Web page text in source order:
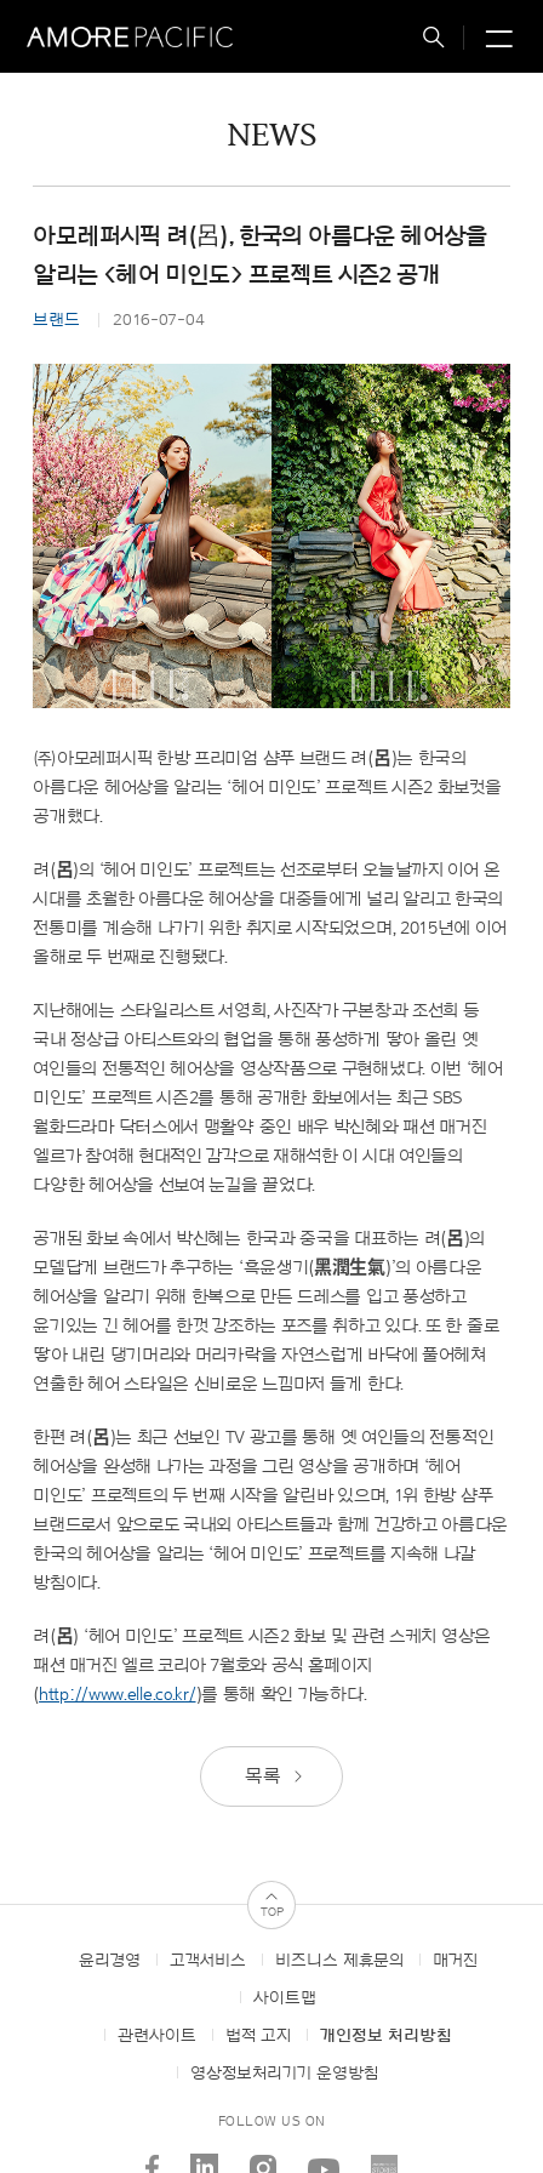
Total
NEWS
아모레퍼시픽 려(呂), 한국의 아름다운 헤어상을
알리는 <헤어 미인도> 프로젝트 시즌2 공개
브랜드 2016-07-04
㈜아모레퍼시픽 한방 프리미엄 샴푸 브랜드 려(呂)는 한국의
아름다운 헤어상을 알리는 ‘헤어 미인도’ 프로젝트 시즌2 화보컷을
공개했다.
려(呂)의 ‘헤어 미인도’ 프로젝트는 선조로부터 오늘날까지 이어 온
시대를 초월한 아름다운 헤어상을 대중들에게 널리 알리고 한국의
전통미를 계승해 나가기 위한 취지로 시작되었으며, 2015년에 이어
올해로 두 번째로 진행됐다.
지난해에는 스타일리스트 서영희, 사진작가 구본창과 조선희 등
국내 정상급 아티스트와의 협업을 통해 풍성하게 땋아 올린 옛
여인들의 전통적인 헤어상을 영상작품으로 구현해냈다. 이번 ‘헤어
미인도’ 프로젝트 시즌2를 통해 공개한 화보에서는 최근 SBS
월화드라마 닥터스에서 맹활약 중인 배우 박신혜와 패션 매거진
엘르가 참여해 현대적인 감각으로 재해석한 이 시대 여인들의
다양한 헤어상을 선보여 눈길을 끌었다.
공개된 화보 속에서 박신혜는 한국과 중국을 대표하는 려(呂)의
모델답게 브랜드가 추구하는 ‘흑윤생기(黑潤生氣)’의 아름다운
헤어상을 알리기 위해 한복으로 만든 드레스를 입고 풍성하고
윤기있는 긴 헤어를 한껏 강조하는 포즈를 취하고 있다. 또 한 줄로
땋아 내린 댕기머리와 머리카락을 자연스럽게 바닥에 풀어헤쳐
연출한 헤어 스타일은 신비로운 느낌마저 들게 한다.
한편 려(呂)는 최근 선보인 TV 광고를 통해 옛 여인들의 전통적인
헤어상을 완성해 나가는 과정을 그린 영상을 공개하며 ‘헤어
미인도’ 프로젝트의 두 번째 시작을 알린바 있으며, 1위 한방 샴푸
브랜드로서 앞으로도 국내외 아티스트들과 함께 건강하고 아름다운
한국의 헤어상을 알리는 ‘헤어 미인도’ 프로젝트를 지속해 나갈
방침이다.
려(呂) ‘헤어 미인도’ 프로젝트 시즌2 화보 및 관련 스케치 영상은
패션 매거진 엘르 코리아 7월호와 공식 홈페이지
( http://www.elle.co.kr/)를 통해 확인 가능하다.
목록
TOP
FOOTER윤리경영 고객서비스 비즈니스 제휴문의 매거진
사이트맵
관련사이트 법적 고지 개인정보 처리방침
영상정보처리기기 운영방침
FOLLOW US ON
facebook
linked_in
instagram
youtube